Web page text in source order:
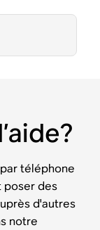
téléphone
poser des
d'autres
notre